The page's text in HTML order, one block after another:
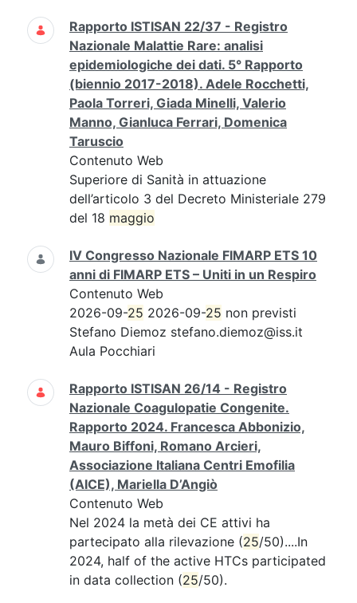
Rapporto ISTISAN 22/37 - Registro
Nazionale Malattie Rare: analisi
epidemiologiche dei dati. 5° Rapporto
(biennio 2017-2018). Adele Rocchetti,
Paola Torreri, Giada Minelli, Valerio
Manno, Gianluca Ferrari, Domenica
Taruscio
Contenuto Web
Superiore di Sanità in attuazione
dell’articolo 3 del Decreto Ministeriale 279
del 18 maggio
IV Congresso Nazionale FIMARP ETS 10
anni di FIMARP ETS – Uniti in un Respiro
Contenuto Web
2026-09-25 2026-09-25 non previsti
Stefano Diemoz stefano.diemoz@iss.it
Aula Pocchiari
Rapporto ISTISAN 26/14 - Registro
Nazionale Coagulopatie Congenite.
Rapporto 2024. Francesca Abbonizio,
Mauro Biffoni, Romano Arcieri,
Associazione Italiana Centri Emofilia
(AICE), Mariella D’Angiò
Contenuto Web
Nel 2024 la metà dei CE attivi ha
partecipato alla rilevazione (25/50)....In
2024, half of the active HTCs participated
in data collection (25/50).